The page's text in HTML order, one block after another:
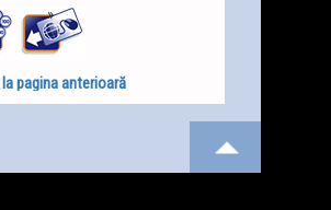
pagina anterioară